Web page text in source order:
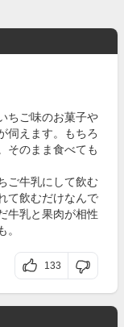
ちご味のお菓子や
伺えます。もちろ
そのまま食べても
ご牛乳にして飲む
て飲むだけなんで
牛乳と果肉が相性
133